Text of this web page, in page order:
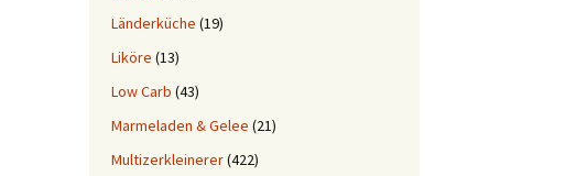
Länderküche (19)
Liköre (13)
Low Carb (43)
Marmeladen & Gelee (21)
Multizerkleinerer(422)